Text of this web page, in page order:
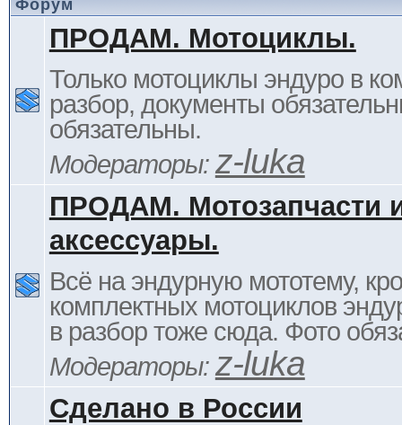
Форум
ПРОДАМ. Мотоциклы.
Только мотоциклы эндуро в
разбор, документы
обязательны.
Модераторы: z-luka
ПРОДАМ. Мотозапчасти
аксессуары.
Всё на эндурную мототему,
комплектных мотоциклов
в разбор тоже сюда. Фото
Модераторы: z-luka
Сделано в России